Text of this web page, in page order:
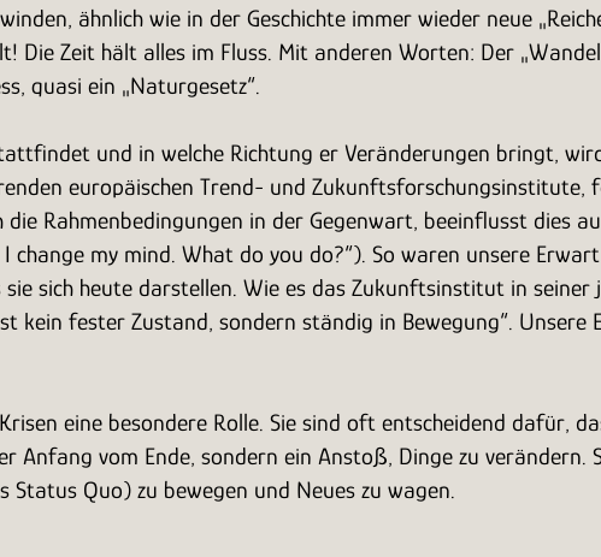
ähnlich wie in der Geschichte immer wieder neue
Die Zeit hält alles im Fluss. Mit anderen Worten: Der
quasi ein „Naturgesetz“.
und in welche Richtung er Veränderungen bringt,
europäischen Trend- und
Rahmenbedingungen in der Gegenwart, beeinflusst dies
change my mind. What do you do?“). So waren unsere
sich heute darstellen. Wie es das Zukunftsinstitut in
fester Zustand, sondern ständig in Bewegung“. Unsere
eine besondere Rolle. Sie sind oft entscheidend dafür,
Anfang vom Ende, sondern ein Anstoß, Dinge zu verändern.
Status Quo) zu bewegen und Neues zu wagen.